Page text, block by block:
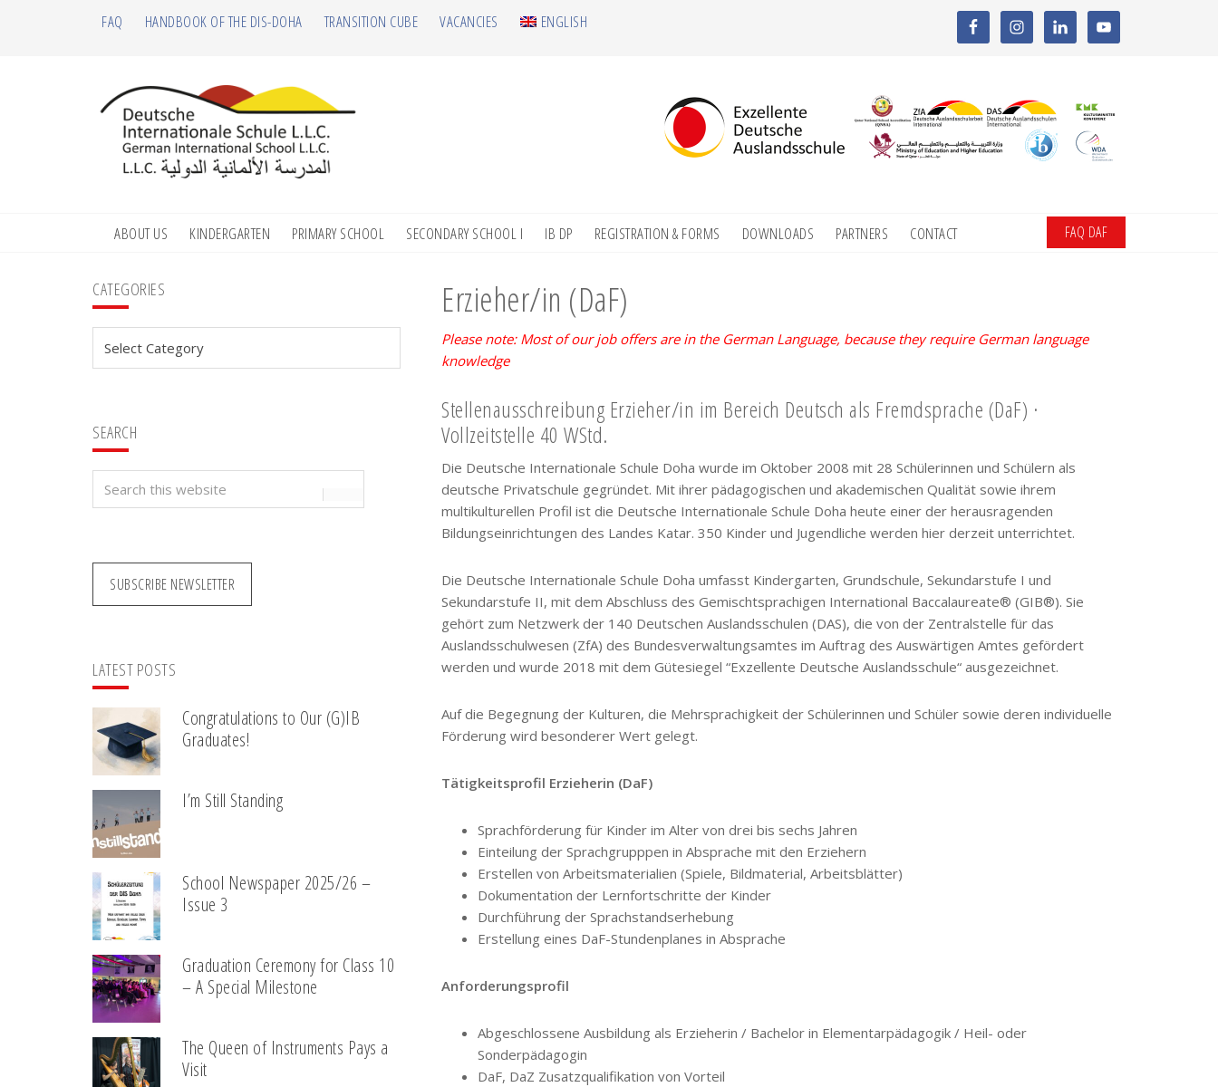
FAQ HANDBOOK OF THE DIS-DOHA TRANSITION CUBE VACANCIES ENGLISH
ABOUT US KINDERGARTEN PRIMARY SCHOOL SECONDARY SCHOOL I IB DP REGISTRATION & FORMS DOWNLOADS PARTNERS CONTACT FAQ DAF
Erzieher/in (DaF)
Please note: Most of our job offers are in the German Language, because they require German language
knowledge
Stellenausschreibung Erzieher/in im Bereich Deutsch als Fremdsprache (DaF) ·
Vollzeitstelle 40 WStd.
Die Deutsche Internationale Schule Doha wurde im Oktober 2008 mit 28 Schülerinnen und Schülern als
deutsche Privatschule gegründet. Mit ihrer pädagogischen und akademischen Qualität sowie ihrem
multikulturellen Profil ist die Deutsche Internationale Schule Doha heute einer der herausragenden
Bildungseinrichtungen des Landes Katar. 350 Kinder und Jugendliche werden hier derzeit unterrichtet.
Die Deutsche Internationale Schule Doha umfasst Kindergarten, Grundschule, Sekundarstufe I und
Sekundarstufe II, mit dem Abschluss des Gemischtsprachigen International Baccalaureate® (GIB®). Sie
gehört zum Netzwerk der 140 Deutschen Auslandsschulen (DAS), die von der Zentralstelle für das
Auslandsschulwesen (ZfA) des Bundesverwaltungsamtes im Auftrag des Auswärtigen Amtes gefördert
werden und wurde 2018 mit dem Gütesiegel “Exzellente Deutsche Auslandsschule“ ausgezeichnet.
Auf die Begegnung der Kulturen, die Mehrsprachigkeit der Schülerinnen und Schüler sowie deren individuelle
Förderung wird besonderer Wert gelegt.
Tätigkeitsprofil Erzieherin (DaF)
Sprachförderung für Kinder im Alter von drei bis sechs Jahren
Einteilung der Sprachgrupppen in Absprache mit den Erziehern
Erstellen von Arbeitsmaterialien (Spiele, Bildmaterial, Arbeitsblätter)
Dokumentation der Lernfortschritte der Kinder
Durchführung der Sprachstandserhebung
Erstellung eines DaF-Stundenplanes in Absprache
Anforderungsprofil
Abgeschlossene Ausbildung als Erzieherin / Bachelor in Elementarpädagogik / Heil- oder
Sonderpädagogin
DaF, DaZ Zusatzqualifikation von Vorteil
Primary
Sidebar
CATEGORIES
SEARCH
SUBSCRIBE NEWSLETTER
LATEST POSTS
Congratulations to Our (G)IB
Graduates!
I’m Still Standing
School Newspaper 2025/26 –
Issue 3
Graduation Ceremony for Class 10
– A Special Milestone
The Queen of Instruments Pays a
Visit